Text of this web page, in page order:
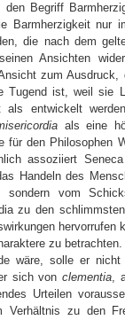
Begriff
Barmherzigkeit nur
die nach dem
Ansichten
zum Ausdruck,
Tugend ist, weil sie
als entwickelt
als eine
für den Philosophen
assoziiert
Handeln des
sondern vom
zu den
hervorrufen
zu
wäre, solle er
sich vonclementia,
Urteilen
Verhältnis zu den